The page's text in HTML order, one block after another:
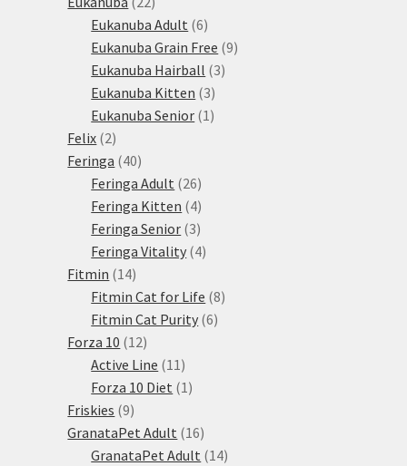
produktů
Eukanuba Adult 66
produktů
Eukanuba Grain Free 99
Eukanuba Hairball 33
Eukanuba Kitten 33
produkty
Eukanuba Senior 1 1
Felix 22
produkty
Feringa 4040
produktů
Feringa Adult 2626
produktů
Feringa Kitten 44
produkty
Feringa Senior 33
produkty
Feringa Vitality 44
Fitmin 1414
produktů
Fitmin Cat for Life 88
Fitmin Cat Purity 66
Forza 10 1212
produktů
Active Line 11 11
produktů
Forza 10 Diet 1 1
Friskies 99
produktů
GranataPet Adult 1616
produktů
GranataPet Adult 1414